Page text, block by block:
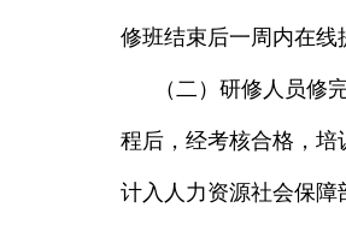
修班结束后一周内在线
（二）研修人员修
程后，经考核合格，培
计入人力资源社会保障